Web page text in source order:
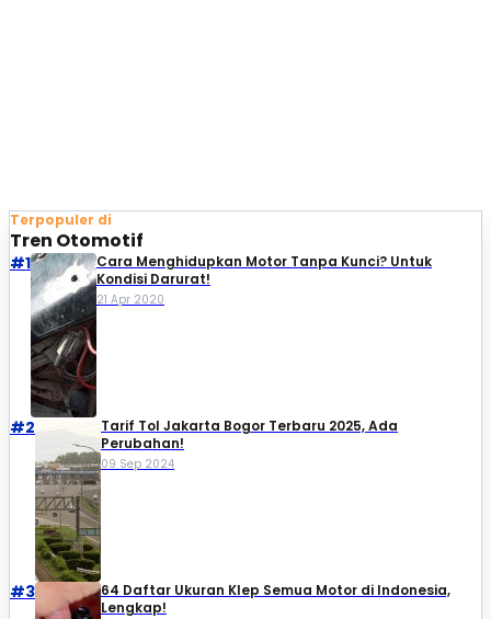
Terpopuler di
Tren Otomotif
#1
Cara Menghidupkan Motor Tanpa Kunci? Untuk
Kondisi Darurat!
21 Apr 2020
#2
Tarif Tol Jakarta Bogor Terbaru 2025, Ada
Perubahan!
09 Sep 2024
#3
64 Daftar Ukuran Klep Semua Motor di Indonesia,
Lengkap!